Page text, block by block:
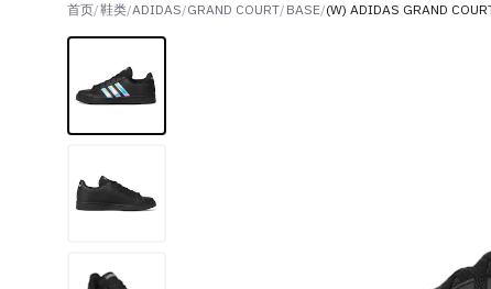
首页/鞋类/ADIDAS/GRAND COURT/ BASE/